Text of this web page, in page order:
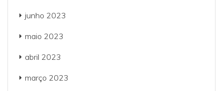
junho 2023
maio 2023
abril 2023
março 2023